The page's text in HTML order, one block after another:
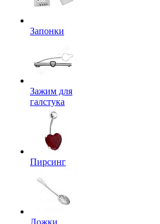
Запонки
Зажим для
галстука
Пирсинг
Ложки